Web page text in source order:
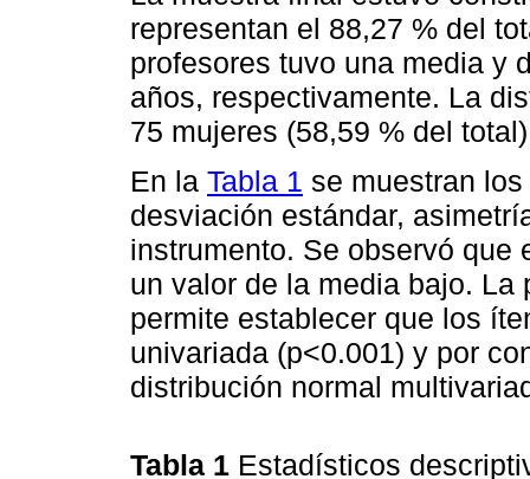
representan el 88,27 % del
profesores tuvo una media y
años, respectivamente. La
75 mujeres (58,59 % del
En la Tabla 1 se muestran
desviación estándar,
instrumento. Se observó que
un valor de la media bajo. La
permite establecer que los
univariada (p<0.001) y por
distribución normal
Tabla 1 Estadísticos